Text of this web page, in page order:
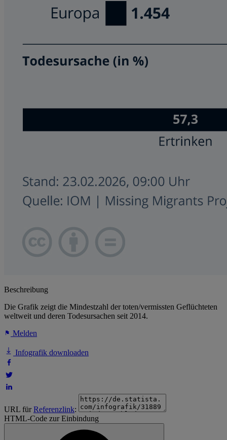
Beschreibung
Die Grafik zeigt die Mindestzahl der toten/vermissten Geflüchteten
weltweit und deren Todesursachen seit 2014.
Melden
Infografik downloaden
URL fürReferenzlink:
HTML-Code zur Einbindung